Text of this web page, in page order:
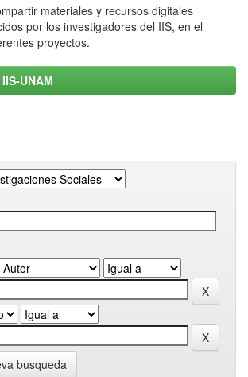
materiales y recursos digitales
por los investigadores del IIS, en el
proyectos.
UNAM
busqueda